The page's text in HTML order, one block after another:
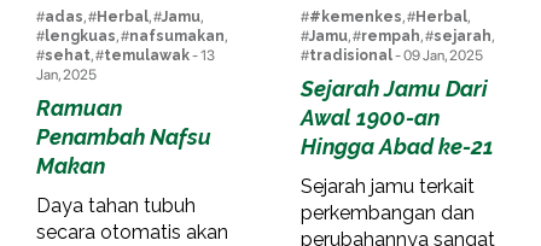
#adas, #Herbal, #Jamu,
#lengkuas, #nafsumakan,
#sehat, #temulawak- 13
Jan, 2025
Ramuan
Penambah Nafsu
Makan
Daya tahan tubuh
secara otomatis akan
##kemenkes, #Herbal,
#Jamu, #rempah, #sejarah,
#tradisional- 09 Jan, 2025
Sejarah Jamu Dari
Awal 1900-an
Hingga Abad ke-21
Sejarah jamu terkait
perkembangan dan
perubahannya sangat